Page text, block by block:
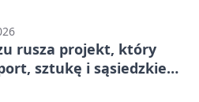
rusza projekt, który
sztukę i sąsiedzkie